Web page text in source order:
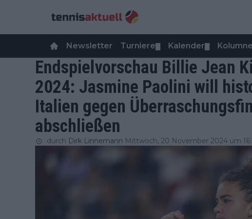
Newsletter Turniere Kalender
Endspielvorschau Billie Jean
2024: Jasmine Paolini will
Italien gegen
abschließen
durch Dirk Linnemann Mittwoch, 20 November 2024 um